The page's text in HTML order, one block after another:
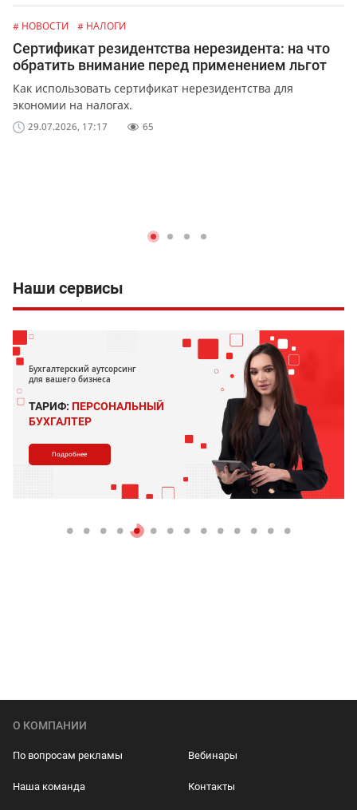
# НОВОСТИ # НАЛОГИ
Сертификат резидентства нерезидента: на что
обратить внимание перед применением льгот
Как использовать сертификат нерезидентства для
экономии на налогах.
29.07.2026, 17:17 65
Наши сервисы
Бухгалтерский аутсорсинг
для вашего бизнеса
ТАРИФ: ПЕРСОНАЛЬНЫЙ
БУХГАЛТЕР
Подробнее
О КОМПАНИИ
По вопросам рекламы Вебинары
Наша команда Контакты